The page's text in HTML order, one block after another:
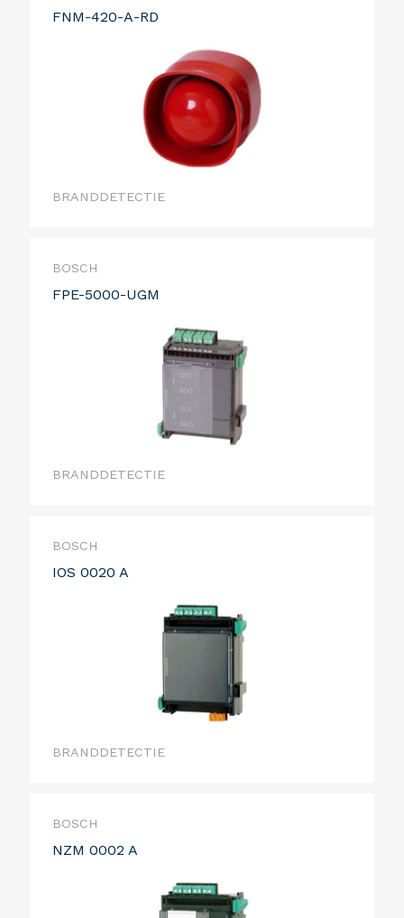
FNM-420-A-RD
BRANDDETECTIE
BOSCH
FPE-5000-UGM
BRANDDETECTIE
BOSCH
IOS 0020 A
BRANDDETECTIE
BOSCH
NZM 0002 A